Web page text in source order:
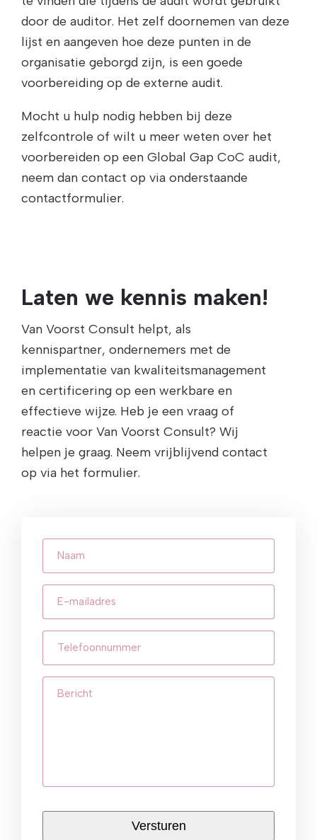
door de auditor. Het zelf doornemen van deze
lijst en aangeven hoe deze punten in de
organisatie geborgd zijn, is een goede
voorbereiding op de externe audit.
Mocht u hulp nodig hebben bij deze
zelfcontrole of wilt u meer weten over het
voorbereiden op een Global Gap CoC audit,
neem dan contact op via onderstaande
contactformulier.
Laten we kennis maken!
Van Voorst Consult helpt, als
kennispartner, ondernemers met de
implementatie van kwaliteitsmanagement
en certificering op een werkbare en
effectieve wijze. Heb je een vraag of
reactie voor Van Voorst Consult? Wij
helpen je graag. Neem vrijblijvend contact
op via het formulier.
Naam
mailadres
Telefoonnummer
Bericht
CAPTCHA